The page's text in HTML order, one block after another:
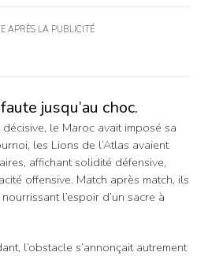
APRÈS LA PUBLICITÉ
jusqu’au choc.
le Maroc avait imposé sa
les Lions de l’Atlas avaient
affichant solidité défensive,
offensive. Match après match, ils
l’espoir d’un sacre à
l’obstacle s’annonçait autrement